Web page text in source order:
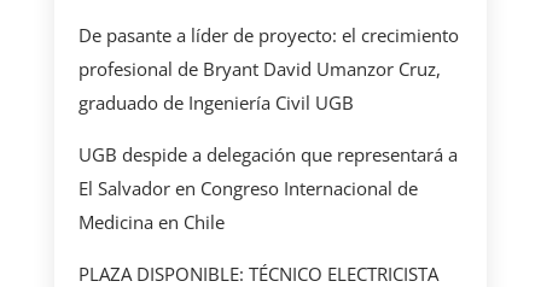
De pasante a líder de proyecto: el crecimiento
profesional de Bryant David Umanzor Cruz,
graduado de Ingeniería Civil UGB
UGB despide a delegación que representará a
El Salvador en Congreso Internacional de
Medicina en Chile
PLAZA DISPONIBLE: TÉCNICO ELECTRICISTA